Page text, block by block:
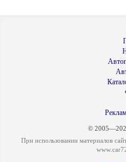
©
При использовании материалов